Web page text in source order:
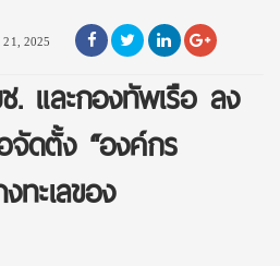
21, 2025
และกองทัพเรือ ลง
จัดตั้ง “องค์กร
ทะเลของ